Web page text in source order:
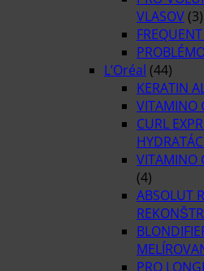
VLASOV (3)
L’Oréal (44)
KERATIN
VITAMINO
CURL
VITAMINO
(4)
ABSOLUT
PRO